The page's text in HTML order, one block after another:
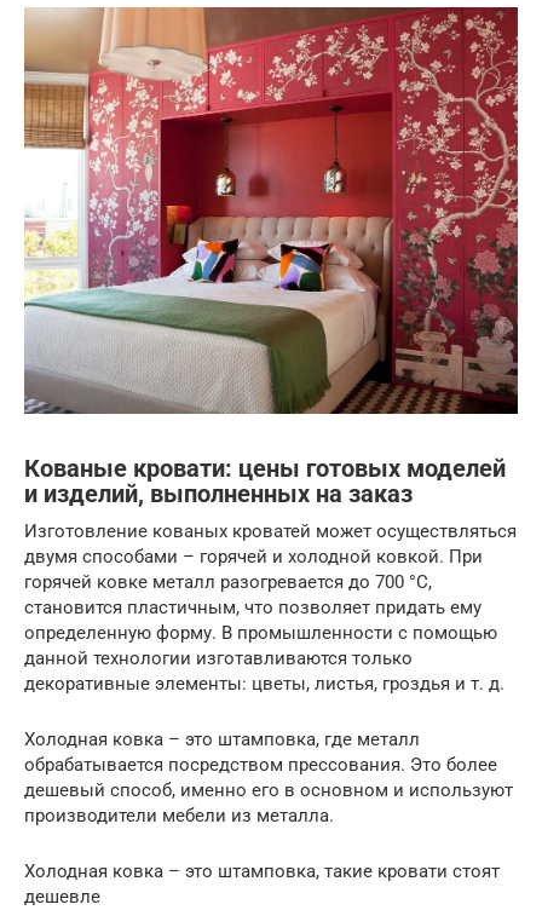
Кованые кровати: цены готовых моделей
и изделий, выполненных на заказ
Изготовление кованых кроватей может осуществляться
двумя способами – горячей и холодной ковкой. При
горячей ковке металл разогревается до 700 °С,
становится пластичным, что позволяет придать ему
определенную форму. В промышленности с помощью
данной технологии изготавливаются только
декоративные элементы: цветы, листья, гроздья и т. д.
Холодная ковка – это штамповка, где металл
обрабатывается посредством прессования. Это более
дешевый способ, именно его в основном и используют
производители мебели из металла.
Холодная ковка – это штамповка, такие кровати стоят
дешевле